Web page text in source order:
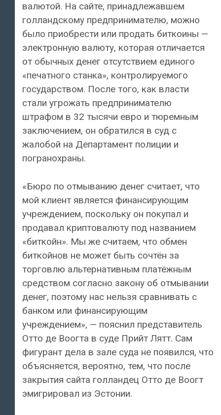
валютой. На сайте, принадлежавшем
голландскому предпринимателю, можно
было приобрести или продать биткоины —
электронную валюту, которая отличается
от обычных денег отсутствием единого
«печатного станка», контролируемого
государством. После того, как власти
стали угрожать предпринимателю
штрафом в 32 тысячи евро и тюремным
заключением, он обратился в суд с
жалобой на Департамент полиции и
погранохраны.
«Бюро по отмыванию денег считает, что
мой клиент является финансирующим
учреждением, поскольку он покупал и
продавал криптовалюту под названием
«биткойн». Мы же считаем, что обмен
биткойнов не может быть сочтён за
торговлю альтернативным платёжным
средством согласно закону об отмывании
денег, поэтому нас нельзя сравнивать с
банком или финансирующим
учреждением», — пояснил представитель
Отто де Воогта в суде Прийт Лятт. Сам
фигурант дела в зале суда не появился, что
объясняется, вероятно, тем, что после
закрытия сайта голландец Отто де Воогт
эмигрировал из Эстонии.